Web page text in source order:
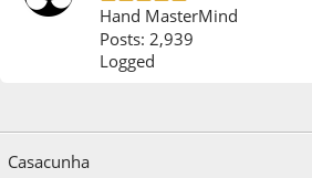
Hand MasterMind
Posts: 2,939
Logged
Casacunha